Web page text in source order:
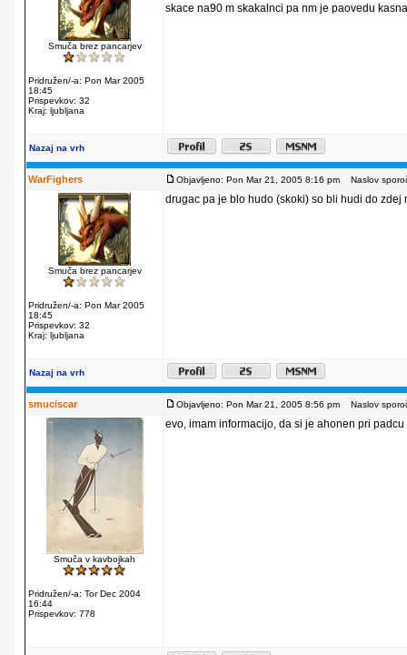
Smuča brez pancarjev
Pridružen/-a: Pon Mar 2005
18:45
Prispevkov: 32
Kraj: ljubljana
skace na90 m skakalnci pa nm je paovedu
Nazaj na vrh
WarFighers Objavljeno: Pon Mar 21, 2005 8:16 pm Naslov
Smuča brez pancarjev
Pridružen/-a: Pon Mar 2005
18:45
Prispevkov: 32
Kraj: ljubljana
drugac pa je blo hudo (skoki) so bli hudi do zdej
Nazaj na vrh
smuciscar Objavljeno: Pon Mar 21, 2005 8:56 pm Naslov
Smuča v kavbojkah
Pridružen/-a: Tor Dec 2004
16:44
Prispevkov: 778
evo, imam informacijo, da si je ahonen pri padcu